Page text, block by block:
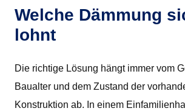
Welche Dämmung
lohnt
Die richtige Lösung hängt immer vom
Baualter und dem Zustand der
Konstruktion ab. In einem